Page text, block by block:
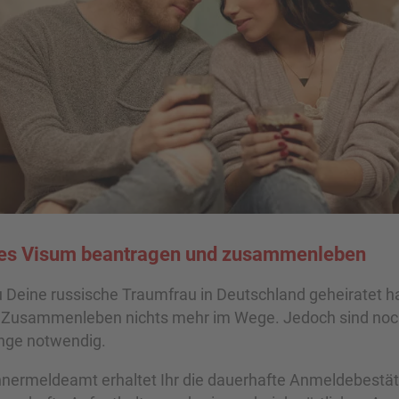
Visum beantragen und zusammenleben
Deine russische Traumfrau in Deutschland geheiratet
nichts mehr im Wege. Jedoch sind
notwendig.
erhaltet Ihr die dauerhafte